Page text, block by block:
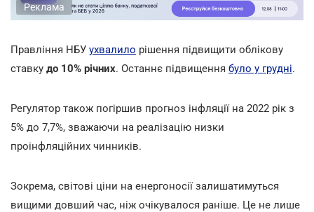
Реклама
Правління НБУ ухвалило рішення підвищити облікову
ставку до 10% річних. Останнє підвищення було у грудні.
Регулятор також погіршив прогноз інфляції на 2022 рік з
5% до 7,7%, зважаючи на реалізацію низки
проінфляційних чинників.
Зокрема, світові ціни на енергоносії залишатимуться
вищими довший час, ніж очікувалося раніше. Це не лише